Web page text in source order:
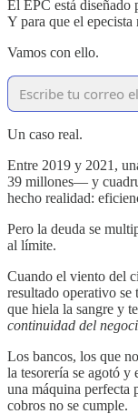
El EPC está diseñado
Y para que el epecista
Vamos con ello.
Un caso real.
Entre 2019 y 2021,
39 millones— y
hecho realidad:
Pero la deuda se
al límite.
Cuando el viento del
resultado operativo
que hiela la sangre y
continuidad del
Los bancos, los que
la tesorería se agotó y
una máquina perfecta
cobros no se cumple.